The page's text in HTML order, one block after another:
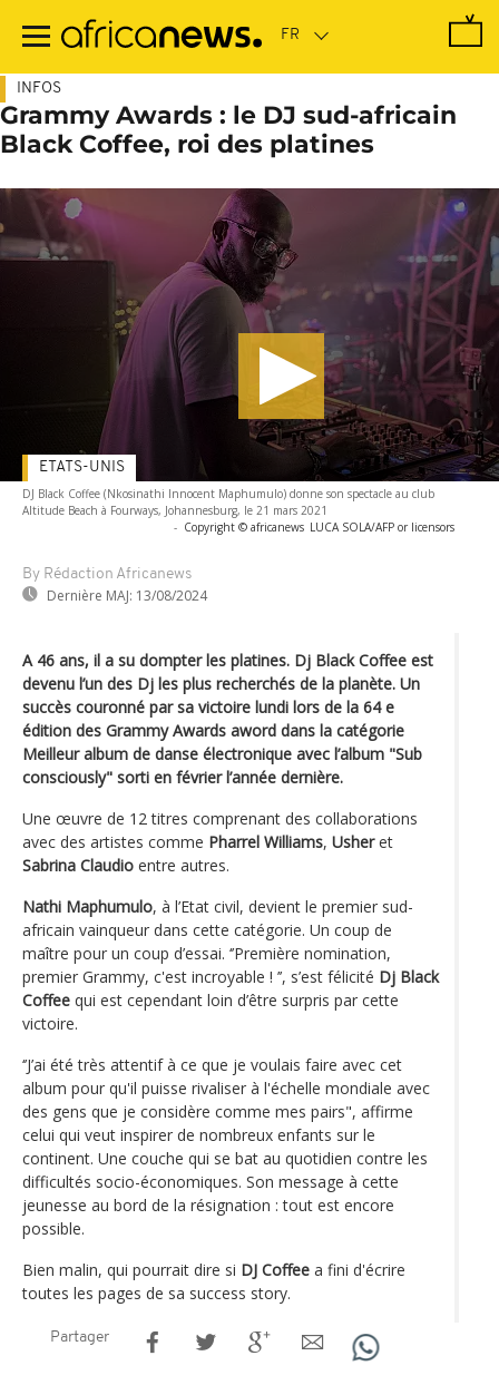
contenu
INFOS
Grammy Awards : le DJ sud-africain
Black Coffee, roi des platines
DJ Black Coffee (Nkosinathi Innocent Maphumulo) donne son spectacle au club
Altitude Beach à Fourways, Johannesburg, le 21 mars 2021
- Copyright © africanews LUCA SOLA/AFP or licensors
By Rédaction Africanews
Dernière MAJ: 13/08/2024
ETATS-UNIS
A 46 ans, il a su dompter les platines. Dj Black Coffee est
devenu l’un des Dj les plus recherchés de la planète. Un
succès couronné par sa victoire lundi lors de la 64 e
édition des Grammy Awards aword dans la catégorie
Meilleur album de danse électronique avec l’album "Sub
consciously" sorti en février l’année dernière.
Une œuvre de 12 titres comprenant des collaborations
avec des artistes comme Pharrel Williams, Usheret
Sabrina Claudio entre autres.
Nathi Maphumulo, à l’Etat civil, devient le premier sud-
africain vainqueur dans cette catégorie. Un coup de
maître pour un coup d’essai. ‘’Première nomination,
premier Grammy, c'est incroyable ! ’’, s’est félicité Dj Black
Coffee qui est cependant loin d’être surpris par cette
victoire.
‘’J’ai été très attentif à ce que je voulais faire avec cet
album pour qu'il puisse rivaliser à l'échelle mondiale avec
des gens que je considère comme mes pairs", affirme
celui qui veut inspirer de nombreux enfants sur le
continent. Une couche qui se bat au quotidien contre les
difficultés socio-économiques. Son message à cette
jeunesse au bord de la résignation : tout est encore
possible.
Bien malin, qui pourrait dire si DJ Coffee a fini d'écrire
toutes les pages de sa success story.
Partager